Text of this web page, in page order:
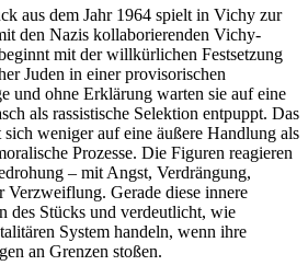
aus dem Jahr 1964 spielt in Vichy zur
den Nazis kollaborierenden Vichy-
mit der willkürlichen Festsetzung
Juden in einer provisorischen
und ohne Erklärung warten sie auf eine
als rassistische Selektion entpuppt. Das
weniger auf eine äußere Handlung als
Prozesse. Die Figuren reagieren
– mit Angst, Verdrängung,
Gerade diese innere
des Stücks und verdeutlicht, wie
System handeln, wenn ihre
an Grenzen stoßen.